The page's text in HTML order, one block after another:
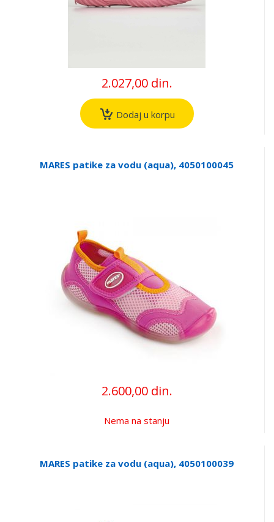
2.027,00 din.
Dodaj u korpu
MARES patike za vodu (aqua), 4050100045
2.600,00 din.
Nema na stanju
MARES patike za vodu (aqua), 4050100039